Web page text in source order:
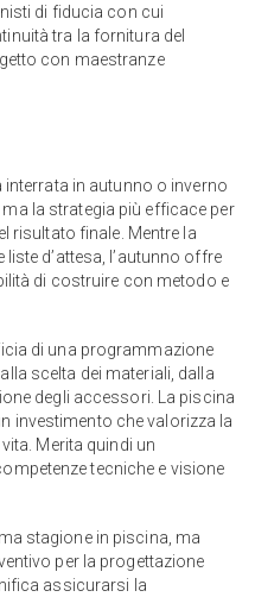
di fiducia con cui
tra la fornitura del
con maestranze
in autunno o inverno
la strategia più efficace per
risultato finale. Mentre la
d’attesa, l’autunno offre
di costruire con metodo e
di una programmazione
scelta dei materiali, dalla
degli accessori. La piscina
investimento che valorizza la
Merita quindi un
tecniche e visione
stagione in piscina, ma
per la progettazione
assicurarsi la